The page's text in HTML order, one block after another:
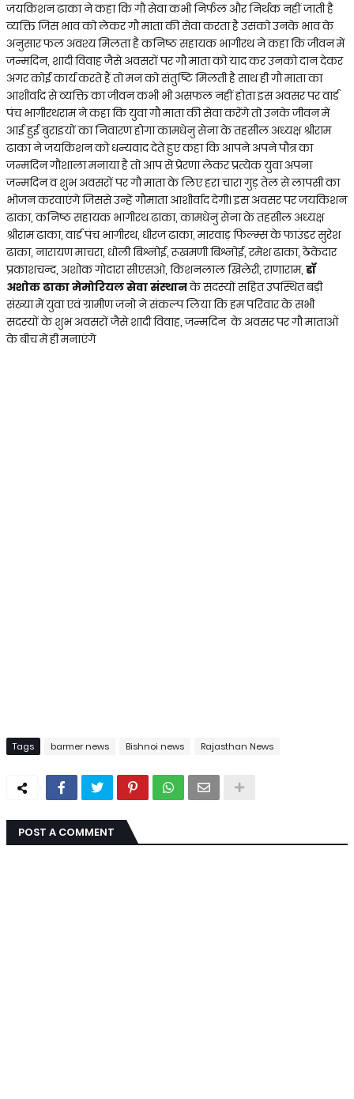
जयकिशन ढाका ने कहा कि गौ सेवा कभी निर्फल और निर्थक नहीं जाती है
व्यक्ति जिस भाव को लेकर गौ माता की सेवा करता है उसको उनके भाव के
अनुसार फल अवश्य मिलता है कनिष्ठ सहायक भागीरथ ने कहा कि जीवन में
जन्मदिन, शादी विवाह जैसे अवसरों पर गौ माता को याद कर उनको दान देकर
अगर कोई कार्य करते हैं तो मन को संतुष्टि मिलती है साथ ही गौ माता का
आशीर्वाद से व्यक्ति का जीवन कभी भी असफल नहीं होता इस अवसर पर वार्ड
पंच भागीरथराम ने कहा कि युवा गौ माता की सेवा करेंगे तो उनके जीवन में
आई हुई बुराइयों का निवारण होगा कामधेनु सेना के तहसील अध्यक्ष श्रीराम
ढाका ने जयकिशन को धन्यवाद देते हुए कहा कि आपने अपने पौत्र का
जन्मदिन गौशाला मनाया है तो आप से प्रेरणा लेकर प्रत्येक युवा अपना
जन्मदिन व शुभ अवसरों पर गौ माता के लिए हरा चारा गुड़ तेल से लापसी का
भोजन करवाएंगे जिससे उन्हें गौमाता आशीर्वाद देगी। इस अवसर पर जयकिशन
ढाका, कनिष्ठ सहायक भागीरथ ढाका, कामधेनु सेना के तहसील अध्यक्ष
श्रीराम ढाका, वार्ड पंच भागीरथ, धीरज ढाका, मारवाड़ फिल्म्स के फाउंडर सुरेश
ढाका, नारायण माचरा, धोली बिश्नोई, रूखमणी बिश्नोई, रमेश ढाका, ठेकेदार
प्रकाशचन्द, अशोक गोदारा सीएसओ, किशनलाल खिलेरी, राणाराम, डॉ
अशोक ढाका मेमोरियल सेवा संस्थानके सदस्यों सहित उपस्थित बड़ी
संख्या में युवा एवं ग्रामीण जनो ने संकल्प लिया कि हम परिवार के सभी
सदस्यों के शुभ अवसरों जैसे शादी विवाह, जन्मदिन के अवसर पर गौ माताओं
के बीच में ही मनाएंगे
Tags barmer news Bishnoi news Rajasthan News
POST A COMMENT